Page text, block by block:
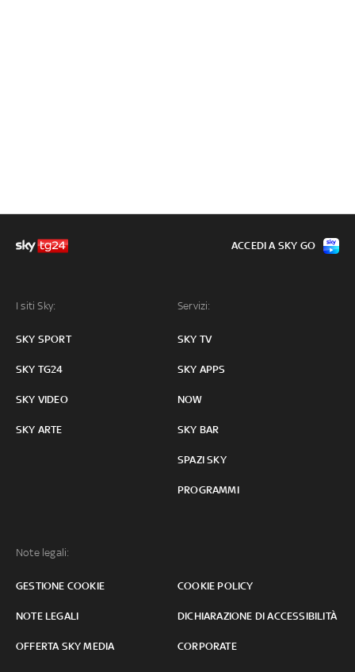
I siti Sky:
SKY SPORT
SKY TG24
SKY VIDEO
SKY ARTE
Servizi:
SKY TV
SKY APPS
NOW
SKY BAR
SPAZI SKY
PROGRAMMI
Note legali:
GESTIONE COOKIE COOKIE POLICY
NOTE LEGALI DICHIARAZIONE DI ACCESSIBILITÀ
OFFERTA SKY MEDIA CORPORATE
ACCEDI A SKY GO